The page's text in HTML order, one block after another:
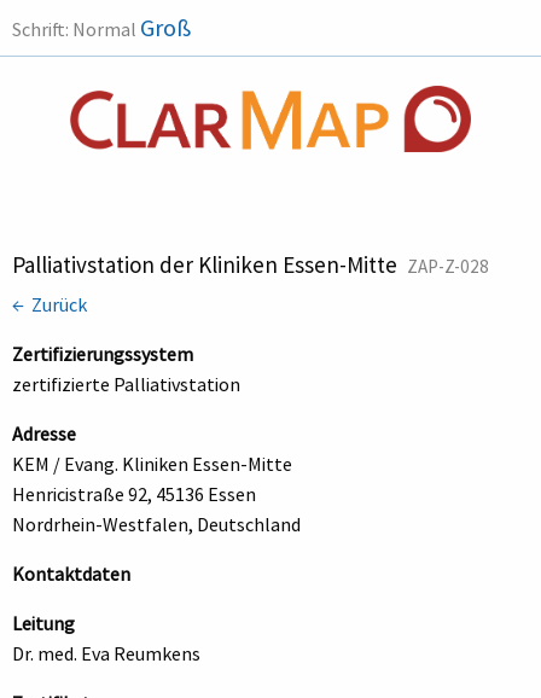
Schrift: Normal Groß
Palliativstation der Kliniken Essen-Mitte ZAP-Z-028
← Zurück
Zertifizierungssystem
zertifizierte Palliativstation
Adresse
KEM / Evang. Kliniken Essen-Mitte
Henricistraße 92, 45136 Essen
Nordrhein-Westfalen, Deutschland
Kontaktdaten
Leitung
Dr. med. Eva Reumkens